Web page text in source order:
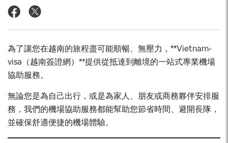
為了讓您在越南的旅程盡可能順暢、無壓力，**Vietnam-
visa（越南簽證網）**提供從抵達到離境的一站式專業機場
協助服務。
無論您是為自己出行，或是為家人、朋友或商務夥伴安排服
務，我們的機場協助服務都能幫助您節省時間、避開長隊，
並確保舒適便捷的機場體驗。